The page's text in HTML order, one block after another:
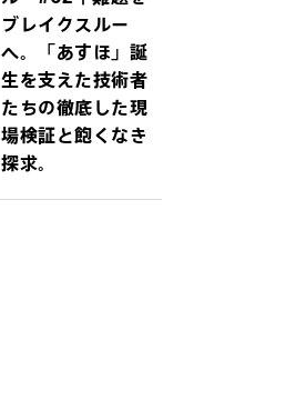
ブレイクスルー
へ。「あすほ」誕
生を支えた技術者
たちの徹底した現
場検証と飽くなき
探求。